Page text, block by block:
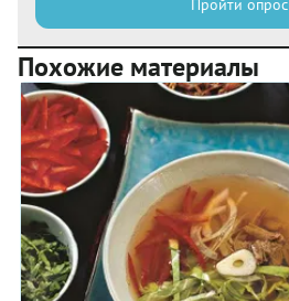
Пройти опрос
Похожие материалы